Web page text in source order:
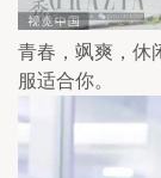
青春，飒爽，休
服适合你。